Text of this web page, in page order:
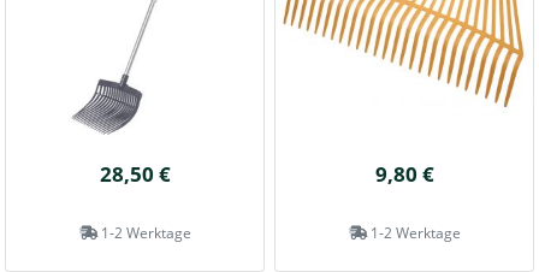
28,50 €
1-2 Werktage
9,80 €
1-2 Werktage